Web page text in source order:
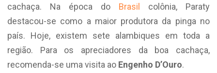
cachaça. Na época do Brasil
colônia, Paraty
destacou-se como a maior produtora da pinga no
país. Hoje, existem sete alambiques em toda a
região. Para os apreciadores da boa cachaça,
recomenda-se uma visita ao Engenho D’Ouro.